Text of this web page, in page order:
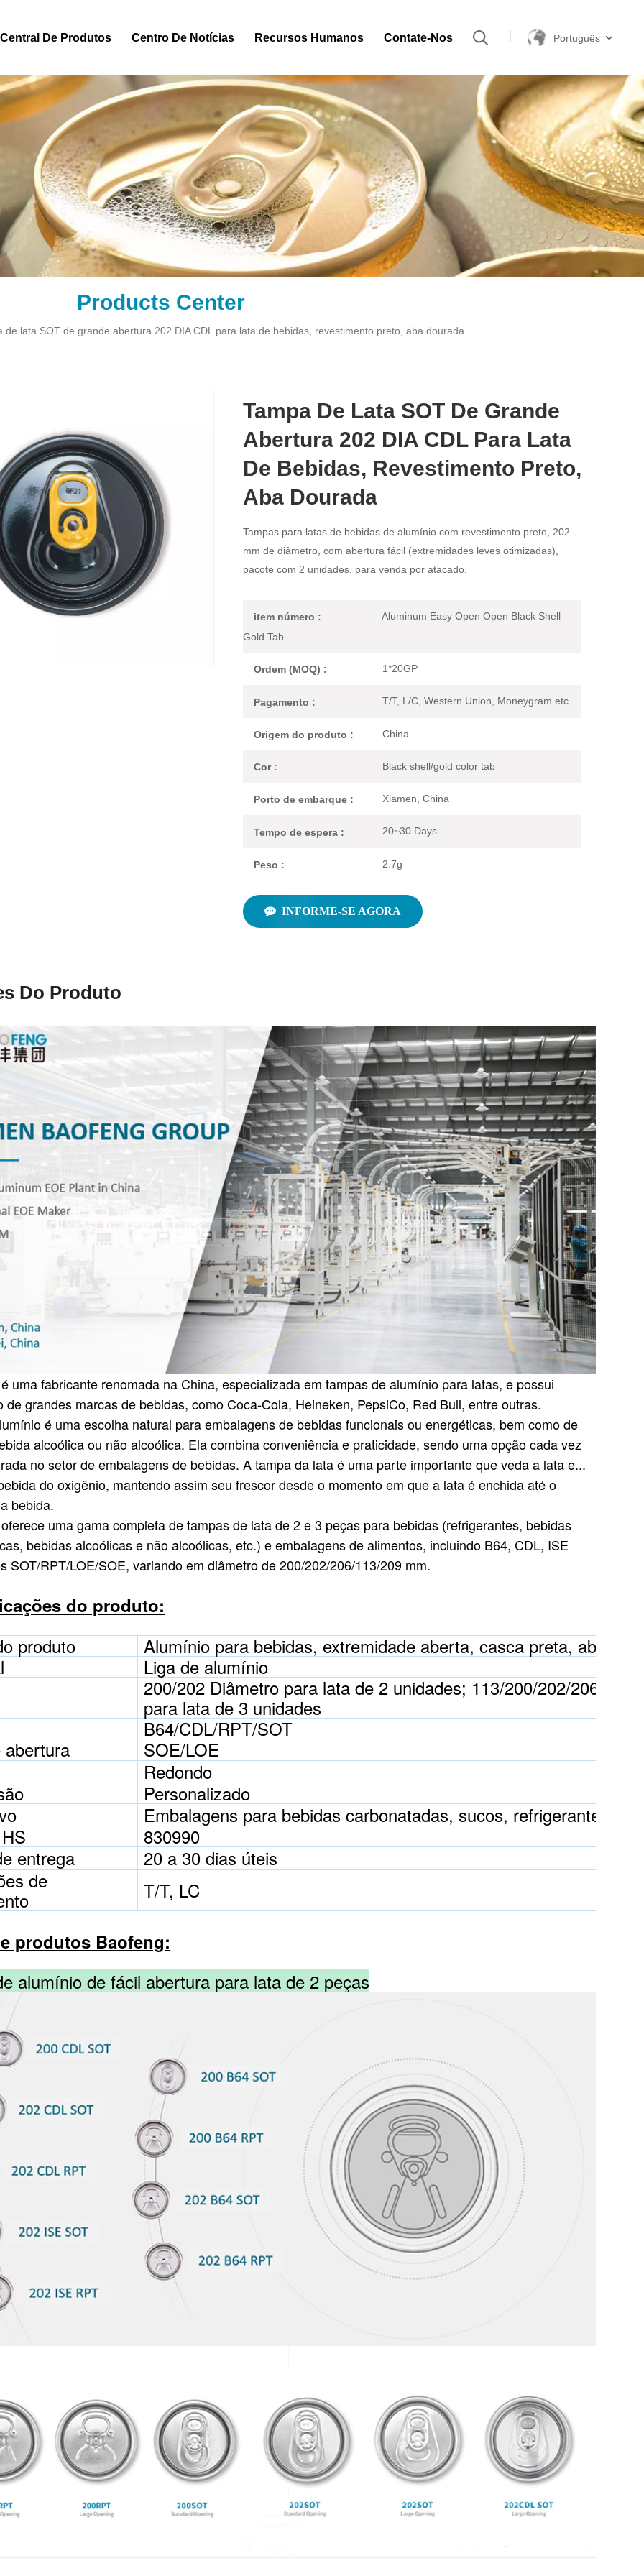
Central De Produtos Centro De Notícias Recursos Humanos Contate-Nos Português
Products Center
de lata SOT de grande abertura 202 DIA CDL para lata de bebidas, revestimento preto, aba dourada
Tampa De Lata SOT De Grande
Abertura 202 DIA CDL Para Lata
De Bebidas, Revestimento Preto,
Aba Dourada
Tampas para latas de bebidas de alumínio com revestimento preto, 202
mm de diâmetro, com abertura fácil (extremidades leves otimizadas),
pacote com 2 unidades, para venda por atacado.
item número :
Aluminum Easy Open Open Black Shell
Gold Tab
Ordem (MOQ) : 1*20GP
Pagamento : T/T, L/C, Western Union, Moneygram etc.
Origem do produto : China
Cor : Black shell/gold color tab
Porto de embarque : Xiamen, China
Tempo de espera : 20~30 Days
Peso : 2.7g
INFORME-SE AGORA
Do Produto
uma fabricante renomada na China, especializada em tampas de alumínio para latas, e possui
de grandes marcas de bebidas, como Coca-Cola, Heineken, PepsiCo, Red Bull, entre outras.
é uma escolha natural para embalagens de bebidas funcionais ou energéticas, bem como de
alcoólica ou não alcoólica. Ela combina conveniência e praticidade, sendo uma opção cada vez
no setor de embalagens de bebidas. A tampa da lata é uma parte importante que veda a lata e...
do oxigênio, mantendo assim seu frescor desde o momento em que a lata é enchida até o
bebida.
uma gama completa de tampas de lata de 2 e 3 peças para bebidas (refrigerantes, bebidas
bebidas alcoólicas e não alcoólicas, etc.) e embalagens de alimentos, incluindo B64, CDL, ISE
SOT/RPT/LOE/SOE, variando em diâmetro de 200/202/206/113/209 mm.
do produto:
produto
Alumínio para bebidas, extremidade aberta, casca preta, aba
Liga de alumínio
200/202 Diâmetro para lata de 2 unidades; 113/200/202/206/209
para lata de 3 unidades
B64/CDL/RPT/SOT
abertura
SOE/LOE
Redondo
Personalizado
Embalagens para bebidas carbonatadas, sucos, refrigerantes,
830990
entrega
20 a 30 dias úteis
de
T/T, LC
produtos Baofeng:
alumínio de fácil abertura para lata de 2 peças